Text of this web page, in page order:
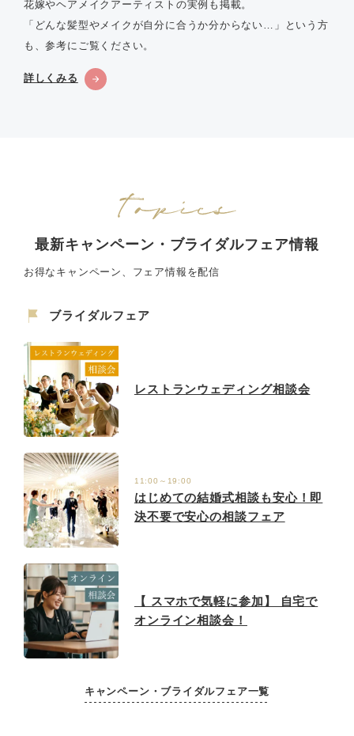
花嫁やヘアメイクアーティストの実例も掲載。
「どんな髪型やメイクが自分に合うか分からない…」という方
も、参考にご覧ください。
詳しくみる
最新キャンペーン・ブライダルフェア情報
お得なキャンペーン、フェア情報を配信
ブライダルフェア
レストランウェディング相談会
11:00～19:00
はじめての結婚式相談も安心！即
決不要で安心の相談フェア
【 スマホで気軽に参加】 自宅で
オンライン相談会！
キャンペーン・ブライダルフェア一覧